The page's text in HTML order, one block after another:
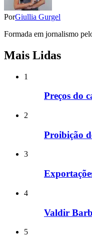
PorGiullia Gurgel
Formada em jornalismo
Mais Lidas
1
Preços do
2
Proibição
3
4
Valdir
5